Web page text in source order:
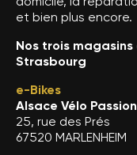
et bien plus encore.
Nos trois magasins
Strasbourg
e-Bikes
Alsace Vélo Passion
25, rue des Prés
67520 MARLENHEIM